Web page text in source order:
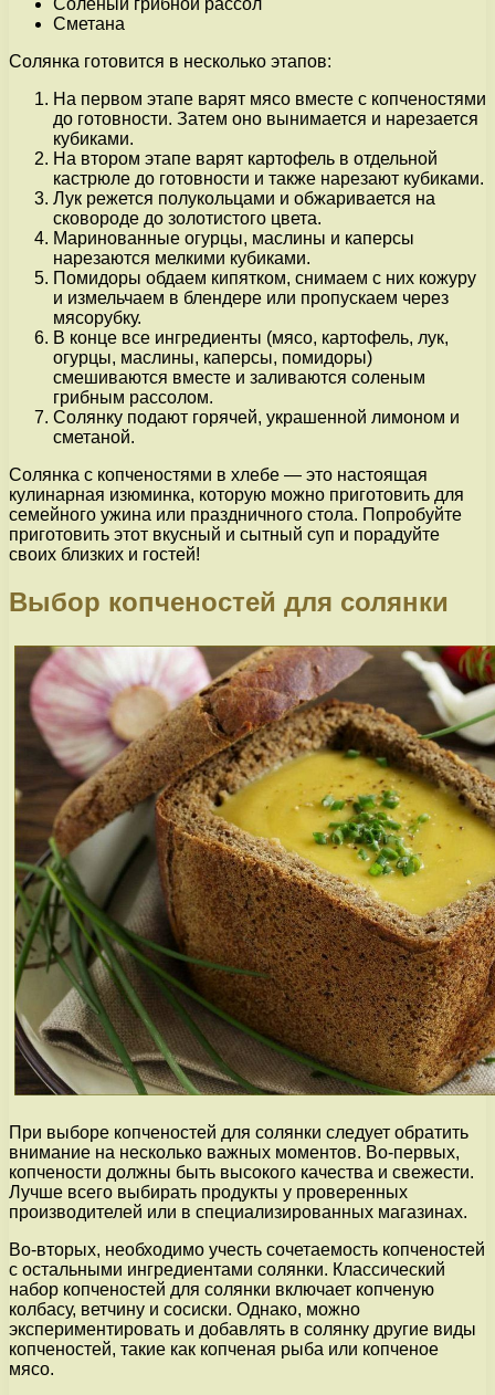
Сметана
Солянка готовится в несколько этапов:
На первом этапе варят мясо вместе с копченостями
до готовности. Затем оно вынимается и нарезается
кубиками.
На втором этапе варят картофель в отдельной
кастрюле до готовности и также нарезают кубиками.
Лук режется полукольцами и обжаривается на
сковороде до золотистого цвета.
Маринованные огурцы, маслины и каперсы
нарезаются мелкими кубиками.
Помидоры обдаем кипятком, снимаем с них кожуру
и измельчаем в блендере или пропускаем через
мясорубку.
В конце все ингредиенты (мясо, картофель, лук,
огурцы, маслины, каперсы, помидоры)
смешиваются вместе и заливаются соленым
грибным рассолом.
Солянку подают горячей, украшенной лимоном и
сметаной.
Солянка с копченостями в хлебе — это настоящая
кулинарная изюминка, которую можно приготовить для
семейного ужина или праздничного стола. Попробуйте
приготовить этот вкусный и сытный суп и порадуйте
своих близких и гостей!
Выбор копченостей для солянки
При выборе копченостей для солянки следует обратить
внимание на несколько важных моментов. Во-первых,
копчености должны быть высокого качества и свежести.
Лучше всего выбирать продукты у проверенных
производителей или в специализированных магазинах.
Во-вторых, необходимо учесть сочетаемость копченостей
с остальными ингредиентами солянки. Классический
набор копченостей для солянки включает копченую
колбасу, ветчину и сосиски. Однако, можно
экспериментировать и добавлять в солянку другие виды
копченостей, такие как копченая рыба или копченое
мясо.